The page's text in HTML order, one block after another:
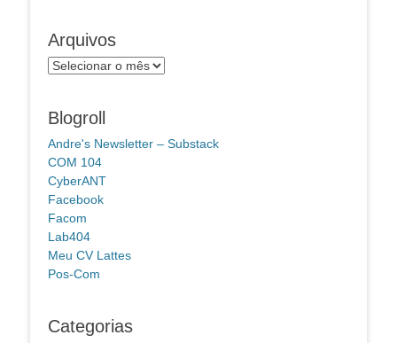
Arquivos
Arquivos
Blogroll
Andre's Newsletter – Substack
COM 104
CyberANT
Facebook
Facom
Lab404
Meu CV Lattes
Pos-Com
Categorias